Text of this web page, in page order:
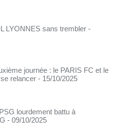
LYONNES sans trembler -
journée : le PARIS FC et le
relancer - 15/10/2025
lourdement battu à
- 09/10/2025